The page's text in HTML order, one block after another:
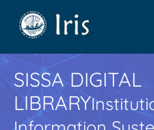
SISSA DIGITAL
LIBRARY